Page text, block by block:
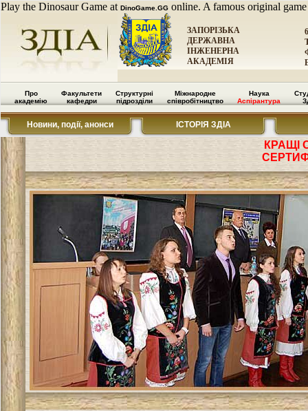
Play the Dinosaur Game at DinoGame.GG online. A famous original
ЗАПОРІЗЬКА
ДЕРЖАВНА
ІНЖЕНЕРНА
АКАДЕМІЯ
Про
академію
Факультети
кафедри
Структурні
підрозділи
Міжнародне
співробітництво
Наука
Аспірантура
Новини, події, анонси ІСТОРІЯ ЗДІА
КРАЩІ